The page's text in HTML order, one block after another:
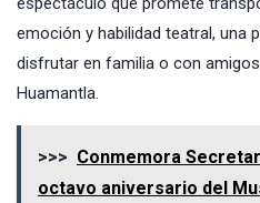
emoción y habilidad teatral, una
disfrutar en familia o con
Huamantla.
>>> Conmemora
octavo aniversario del